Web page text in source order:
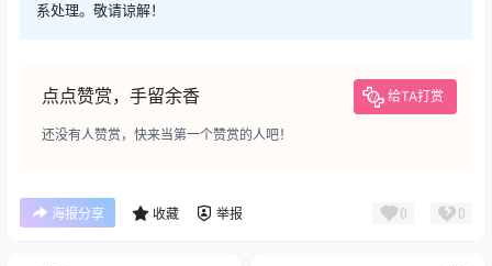
系处理。敬请谅解！
点点赞赏，手留余香 给TA打赏
还没有人赞赏，快来当第一个赞赏的人吧！
海报分享 收藏 举报 0 0